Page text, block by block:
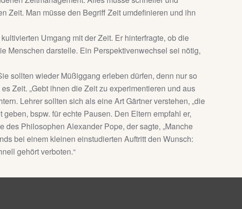
Zeit. Man müsse den Begriff Zeit umdefinieren und ihn
Umgang mit der Zeit. Er hinterfragte, ob die
Menschen darstelle. Ein Perspektivenwechsel sei nötig,
sollten wieder Müßiggang erleben dürfen, denn nur so
Zeit. „Gebt ihnen die Zeit zu experimentieren und aus
Lehrer sollten sich als eine Art Gärtner verstehen, „die
bspw. für echte Pausen. Den Eltern empfahl er,
Philosophen Alexander Pope, der sagte, „Manche
bei einem kleinen einstudierten Auftritt den Wunsch:
gehört verboten.“